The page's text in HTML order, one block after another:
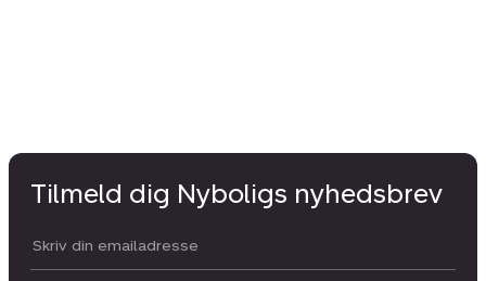
Tilmeld dig Nyboligs nyhedsbrev
Din email: